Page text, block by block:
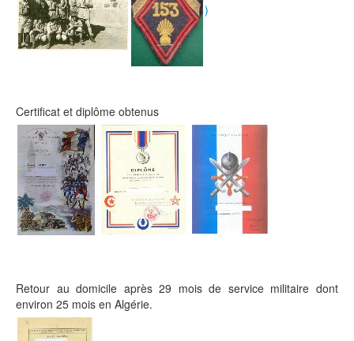
)
Certificat et diplôme obtenus
Retour au domicile après 29 mois de service militaire dont
environ 25 mois en Algérie.